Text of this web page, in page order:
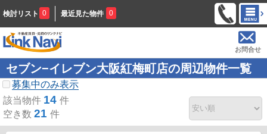
検討リスト 0 最近見た物件 0
お問合せ
セブン−イレブン大阪紅梅町店の周辺物件一覧
募集中のみ表示
該当物件 14 件
空き数 21 件